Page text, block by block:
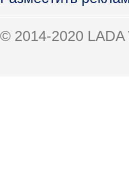
© 2014-2020